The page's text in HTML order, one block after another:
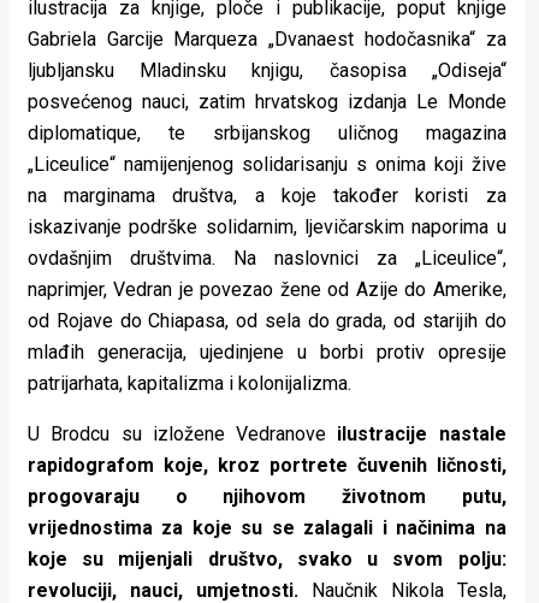
ilustracija za knjige, ploče i publikacije, poput knjige
Gabriela Garcije Marqueza „Dvanaest hodočasnika“ za
ljubljansku Mladinsku knjigu, časopisa „Odiseja“
posvećenog nauci, zatim hrvatskog izdanja Le Monde
diplomatique, te srbijanskog uličnog magazina
„Liceulice“ namijenjenog solidarisanju s onima koji žive
na marginama društva, a koje također koristi za
iskazivanje podrške solidarnim, ljevičarskim naporima u
ovdašnjim društvima. Na naslovnici za „Liceulice“,
naprimjer, Vedran je povezao žene od Azije do Amerike,
od Rojave do Chiapasa, od sela do grada, od starijih do
mlađih generacija, ujedinjene u borbi protiv opresije
patrijarhata, kapitalizma i kolonijalizma.
U Brodcu su izložene Vedranove ilustracije nastale
rapidografom koje, kroz portrete čuvenih ličnosti,
progovaraju o njihovom životnom putu,
vrijednostima za koje su se zalagali i načinima na
koje su mijenjali društvo, svako u svom polju:
revoluciji, nauci, umjetnosti. Naučnik Nikola Tesla,